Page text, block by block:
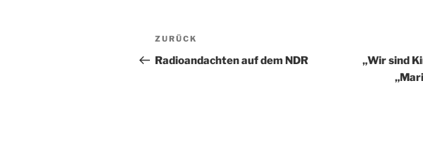
Beitragsnavigation
Vorheriger
Beitrag
ZURÜCK
Radioandachten auf dem NDR
„Wir sind